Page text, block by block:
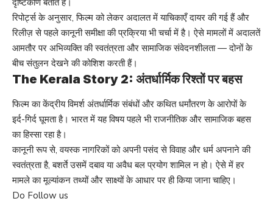
दृष्टिकोण बताते हैं।
रिपोर्ट्स के अनुसार, फिल्म को लेकर अदालत में याचिकाएँ दायर की गई हैं और
रिलीज़ से पहले कानूनी समीक्षा की प्रक्रिया भी चर्चा में है। ऐसे मामलों में अदालतें
आमतौर पर अभिव्यक्ति की स्वतंत्रता और सामाजिक संवेदनशीलता — दोनों के
बीच संतुलन देखने की कोशिश करती हैं।
The Kerala Story 2: अंतर्धार्मिक रिश्तों पर बहस
फिल्म का केंद्रीय विमर्श अंतर्धार्मिक संबंधों और कथित धर्मांतरण के आरोपों के
इर्द-गिर्द घूमता है। भारत में यह विषय पहले भी राजनीतिक और सामाजिक बहस
का हिस्सा रहा है।
कानूनी रूप से, वयस्क नागरिकों को अपनी पसंद से विवाह और धर्म अपनाने की
स्वतंत्रता है, बशर्ते उसमें दबाव या अवैध बल प्रयोग शामिल न हो। ऐसे में हर
मामले का मूल्यांकन तथ्यों और साक्ष्यों के आधार पर ही किया जाना चाहिए।
Do Follow us